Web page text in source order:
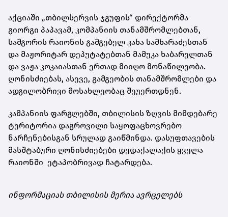
აქციაში „თბილსერვის ჯგუფის“ დირექტორმა
გიორგი პაპავამ, კომპანიის თანამშრომლებთან,
სამგორის რაიონის გამგებელ კახა სამხარაძესთან
და მაჟორიტარ დეპუტატებთან მამუკა ხაბარელთან
და ვაჟა კოკაიასთან ერთად მიიღო მონაწილეობა.
ღონისძიებას, ასევე, გამგეობის თანამშრომლები და
ადგილობრივი მოსახლეობაც შეუერთდნენ.
კამპანიის ფარგლებში, თბილისის ზღვის მიმდებარე
ტერიტორია დაგროვილი საყოფაცხოვრებო
ნარჩენებისგან სრულად გაიწმინდა. დასუფთავების
მასშტაბური ღონისძიებები დედაქალაქის ყველა
რაიონში ეტაპობრივად ჩატარდება.
ინფორმაციას თბილისის მერია ავრცელებს